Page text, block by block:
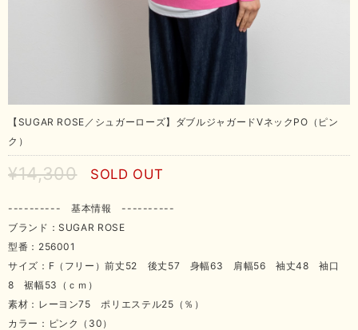
【SUGAR ROSE／シュガーローズ】ダブルジャガードVネックPO（ピン
ク）
¥14,300 SOLD OUT
---------- 基本情報 ----------
ブランド：SUGAR ROSE
型番：256001
サイズ：F（フリー）前丈52 後丈57 身幅63 肩幅56 袖丈48 袖口
8 裾幅53（ｃｍ）
素材：レーヨン75 ポリエステル25（％）
カラー：ピンク（30）